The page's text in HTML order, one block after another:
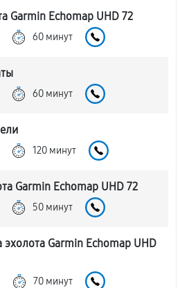
Garmin Echomap UHD 72
60 минут
60 минут
120 минут
Garmin Echomap UHD 72
50 минут
Garmin Echomap UHD
70 минут